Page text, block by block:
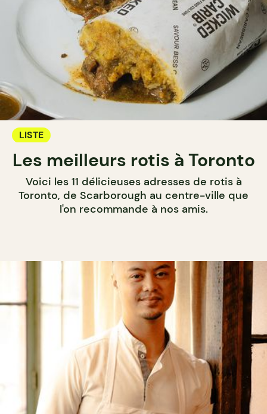
LISTE
Les meilleurs rotis à Toronto
Voici les 11 délicieuses adresses de rotis à
Toronto, de Scarborough au centre-ville que
l'on recommande à nos amis.